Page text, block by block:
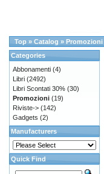
Top » Catalog » Promozioni
Categories
Abbonamenti (4)
Libri (2492)
Libri Scontati 30% (30)
Promozioni (19)
Riviste-> (142)
Gadgets (2)
Manufacturers
Quick Find